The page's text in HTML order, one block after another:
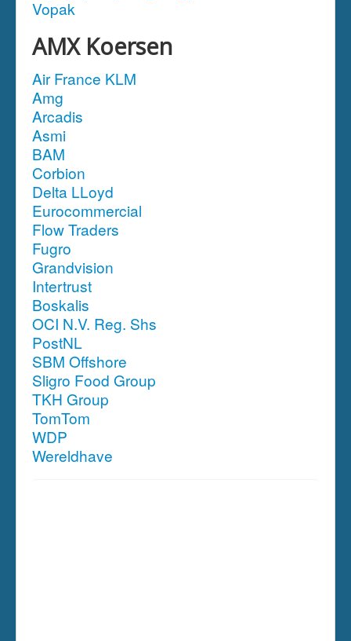
Vopak
AMX Koersen
Air France KLM
Amg
Arcadis
Asmi
BAM
Corbion
Delta LLoyd
Eurocommercial
Flow Traders
Fugro
Grandvision
Intertrust
Boskalis
OCI N.V. Reg. Shs
PostNL
SBM Offshore
Sligro Food Group
TKH Group
TomTom
WDP
Wereldhave